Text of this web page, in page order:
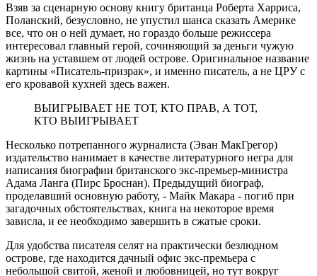
Взяв за сценарную основу книгу британца Роберта Харриса,
Поланский, безусловно, не упустил шанса сказать Америке
все, что он о ней думает, но гораздо больше режиссера
интересовал главный герой, сочиняющий за деньги чужую
жизнь на уставшем от людей острове. Оригинальное название
картины «Писатель-призрак», и именно писатель, а не ЦРУ с
его кровавой кухней здесь важен.
ВЫИГРЫВАЕТ НЕ ТОТ, КТО ПРАВ, А ТОТ,
КТО ВЫИГРЫВАЕТ
Несколько потрепанного журналиста (Эван МакГрегор)
издательство нанимает в качестве литературного негра для
написания биографии британского экс-премьер-министра
Адама Ланга (Пирс Броснан). Предыдущий биограф,
проделавший основную работу, - Майк Макара - погиб при
загадочных обстоятельствах, книга на некоторое время
зависла, и ее необходимо завершить в сжатые сроки.
Для удобства писателя селят на практически безлюдном
острове, где находится дачный офис экс-премьера с
небольшой свитой, женой и любовницей, но тут вокруг